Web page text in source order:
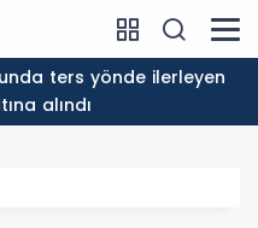
alındı